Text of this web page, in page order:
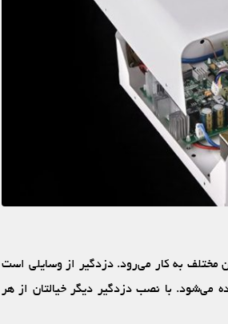
مختلف به کار می‌رود. دزدگیر از وسایلی است
می‌شود. با نصب دزدگیر دیگر خیالتان از هر